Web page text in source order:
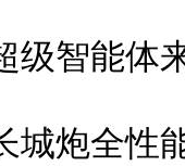
级智能体
城炮全性